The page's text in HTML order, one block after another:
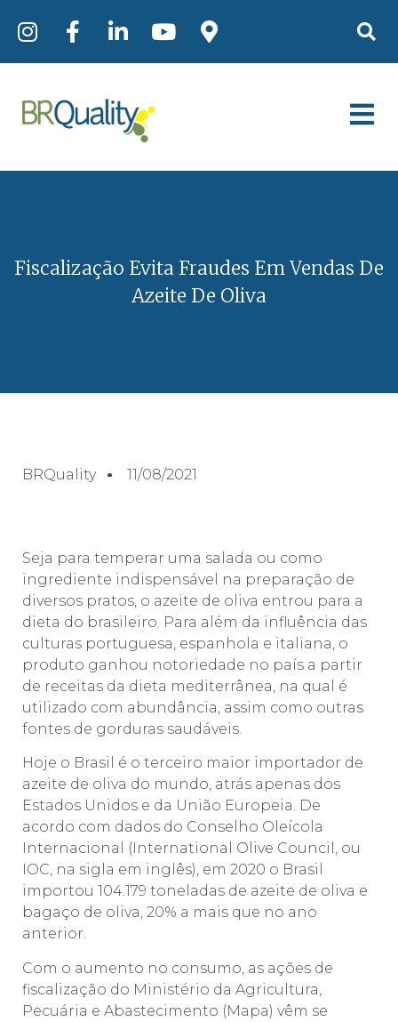
Fiscalização Evita Fraudes Em Vendas De
Azeite De Oliva
BRQuality 11/08/2021
Seja para temperar uma salada ou como
ingrediente indispensável na preparação de
diversos pratos, o azeite de oliva entrou para a
dieta do brasileiro. Para além da influência das
culturas portuguesa, espanhola e italiana, o
produto ganhou notoriedade no país a partir
de receitas da dieta mediterrânea, na qual é
utilizado com abundância, assim como outras
fontes de gorduras saudáveis.
Hoje o Brasil é o terceiro maior importador de
azeite de oliva do mundo, atrás apenas dos
Estados Unidos e da União Europeia. De
acordo com dados do Conselho Oleícola
Internacional (International Olive Council, ou
IOC, na sigla em inglês), em 2020 o Brasil
importou 104.179 toneladas de azeite de oliva e
bagaço de oliva, 20% a mais que no ano
anterior.
Com o aumento no consumo, as ações de
fiscalização do Ministério da Agricultura,
Pecuária e Abastecimento (Mapa) vêm se